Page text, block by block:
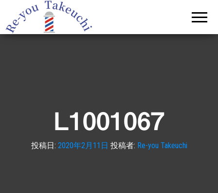
ウチ
L1001067
投稿日: 2020年2月11日 投稿者: Re-you Takeuchi